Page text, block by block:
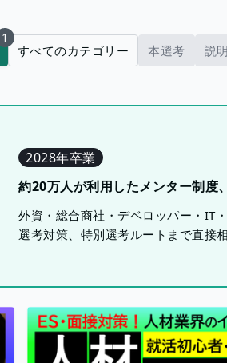
1
すべてのカテゴリー 本選考 説
2028年卒業
約20万人が利用したメンター制度
外資・総合商社・デベロッパー・IT
選考対策、特別選考ルートまで直接